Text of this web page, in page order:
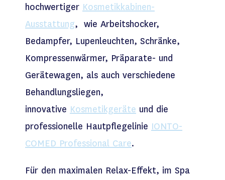
hochwertiger Kosmetikkabinen-
Ausstattung, wie Arbeitshocker,
Bedampfer, Lupenleuchten, Schränke,
Kompressenwärmer, Präparate- und
Gerätewagen, als auch verschiedene
Behandlungsliegen,
innovative Kosmetikgeräte und die
professionelle Hautpflegelinie IONTO-
COMED Professional Care.
Für den maximalen Relax-Effekt, im Spa